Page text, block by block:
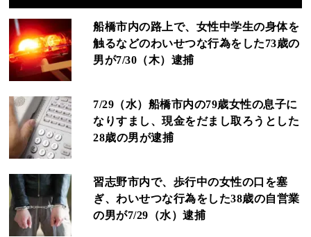
船橋市内の路上で、女性中学生の身体を
触るなどのわいせつな行為をした73歳の
男が7/30（木）逮捕
7/29（水）船橋市内の79歳女性の息子に
なりすまし、現金をだまし取ろうとした
28歳の男が逮捕
習志野市内で、歩行中の女性の口を塞
ぎ、わいせつな行為をした38歳の自営業
の男が7/29（水）逮捕